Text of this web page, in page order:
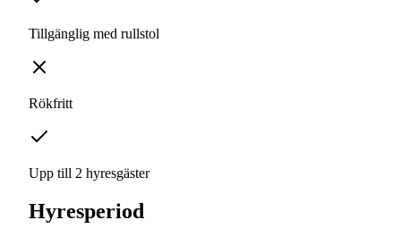
Tillgänglig med rullstol
Rökfritt
Upp till 2 hyresgäster
Hyresperiod